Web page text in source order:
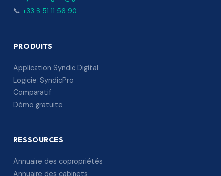
📞 +33 6 51 11 56 90
PRODUITS
Application Syndic Digital
Logiciel SyndicPro
Comparatif
Démo gratuite
RESSOURCES
Annuaire des copropriétés
Annuaire des cabinets